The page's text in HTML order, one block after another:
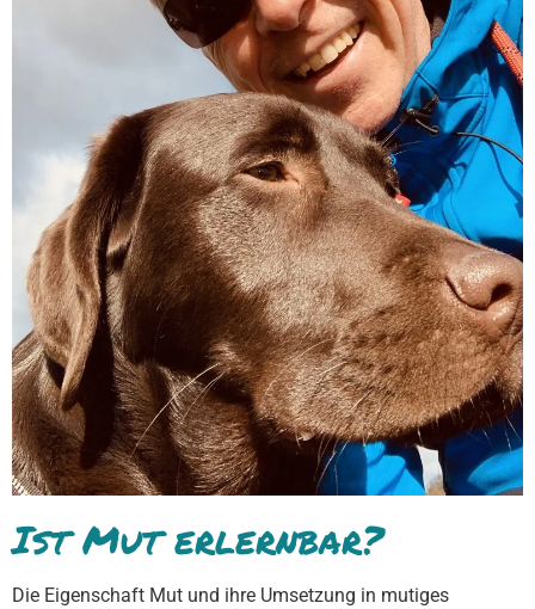
Ist Mut erlernbar?
Die Eigenschaft Mut und ihre Umsetzung in mutiges